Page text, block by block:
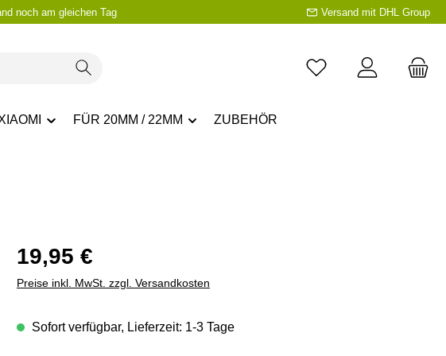
noch am gleichen Tag Versand mit DHL Group
FÜR 20MM / 22MM ZUBEHÖR
Regulärer Preis:
19,95 €
Preise inkl. MwSt. zzgl. Versandkosten
Sofort verfügbar, Lieferzeit: 1-3 Tage